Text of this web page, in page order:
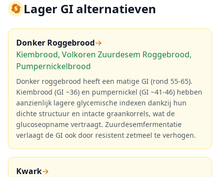
🔄Lager GI alternatieven
Donker Roggebrood→
Kiembrood, Volkoren Zuurdesem Roggebrood,
Pumpernickelbrood
Donker roggebrood heeft een matige GI (rond 55-65).
Kiembrood (GI ~36) en pumpernickel (GI ~41-46) hebben
aanzienlijk lagere glycemische indexen dankzij hun
dichte structuur en intacte graankorrels, wat de
glucoseopname vertraagt. Zuurdesemfermentatie
verlaagt de GI ook door resistent zetmeel te verhogen.
Kwark→